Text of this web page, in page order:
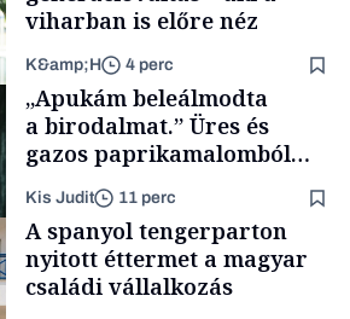
viharban is előre néz
K&amp;H 4 perc
„Apukám beleálmodta
a birodalmat.” Üres és
gazos paprikamalomból
fűszersztori
Kis Judit 11 perc
A spanyol tengerparton
nyitott éttermet a magyar
családi vállalkozás